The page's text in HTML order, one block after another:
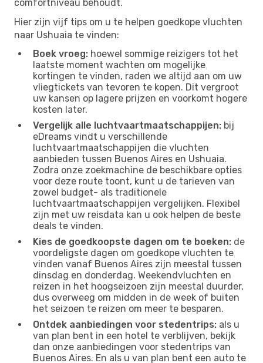
comfortniveau behoudt.
Hier zijn vijf tips om u te helpen goedkope vluchten
naar Ushuaia te vinden:
Boek vroeg: hoewel sommige reizigers tot het
laatste moment wachten om mogelijke
kortingen te vinden, raden we altijd aan om uw
vliegtickets van tevoren te kopen. Dit vergroot
uw kansen op lagere prijzen en voorkomt hogere
kosten later.
Vergelijk alle luchtvaartmaatschappijen: bij
eDreams vindt u verschillende
luchtvaartmaatschappijen die vluchten
aanbieden tussen Buenos Aires en Ushuaia.
Zodra onze zoekmachine de beschikbare opties
voor deze route toont, kunt u de tarieven van
zowel budget- als traditionele
luchtvaartmaatschappijen vergelijken. Flexibel
zijn met uw reisdata kan u ook helpen de beste
deals te vinden.
Kies de goedkoopste dagen om te boeken: de
voordeligste dagen om goedkope vluchten te
vinden vanaf Buenos Aires zijn meestal tussen
dinsdag en donderdag. Weekendvluchten en
reizen in het hoogseizoen zijn meestal duurder,
dus overweeg om midden in de week of buiten
het seizoen te reizen om meer te besparen.
Ontdek aanbiedingen voor stedentrips: als u
van plan bent in een hotel te verblijven, bekijk
dan onze aanbiedingen voor stedentrips van
Buenos Aires. En als u van plan bent een auto te